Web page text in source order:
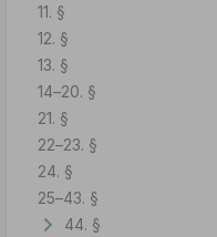
11. §
12. §
13. §
14–20. §
21. §
22–23. §
24. §
25–43. §
44. §